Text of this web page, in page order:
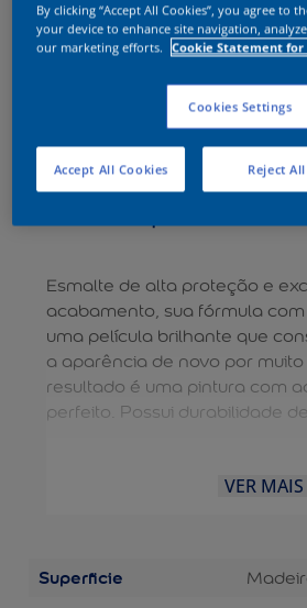
Esmalte de alta proteção e
acabamento, sua fórmula
uma película brilhante que
a aparência de novo por
resultado é uma pintura com
perfeito. Possui durabilidade
VER MAIS
Superficie
By clicking “Accept All Cookies”, you agree to
your device to enhance site navigation,
our marketing efforts.
Cookie Statement
Cookies Settings
Reject All
Accept All Cookies